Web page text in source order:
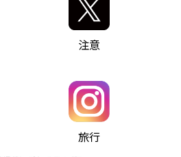
社区
、紧急情况求助、常见问
使用本网站的注意事项
答
注意
旅行